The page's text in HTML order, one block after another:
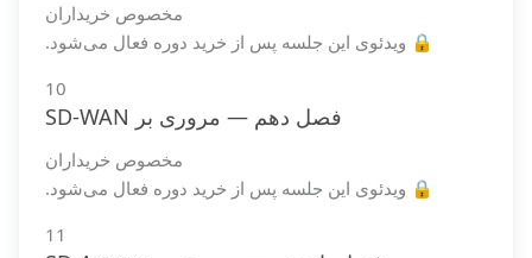
مخصوص خریداران
🔒 ویدئوی این جلسه پس از خرید دوره فعال می‌شود.
10
فصل دهم — مروری بر SD-WAN
مخصوص خریداران
🔒 ویدئوی این جلسه پس از خرید دوره فعال می‌شود.
11